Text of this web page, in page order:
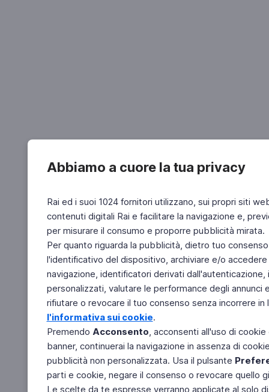
Abbiamo a cuore la tua privacy
Rai ed i suoi 1024 fornitori utilizzano, sui propri siti
contenuti digitali Rai e facilitare la navigazione e,
per misurare il consumo e proporre pubblicità mirata.
Per quanto riguarda la pubblicità, dietro tuo
l'identificativo del dispositivo, archiviare e/o
navigazione, identificatori derivati
personalizzati, valutare le performance degli
rifiutare o revocare il tuo consenso senza incorrere
l'informativa sui cookie.
Premendo Acconsento, acconsenti all'uso di
banner, continuerai la navigazione in assenza di
pubblicità non personalizzata. Usa il pulsante
parti e cookie, negare il consenso o revocare quello
Le scelte da te espresse verranno applicate al solo